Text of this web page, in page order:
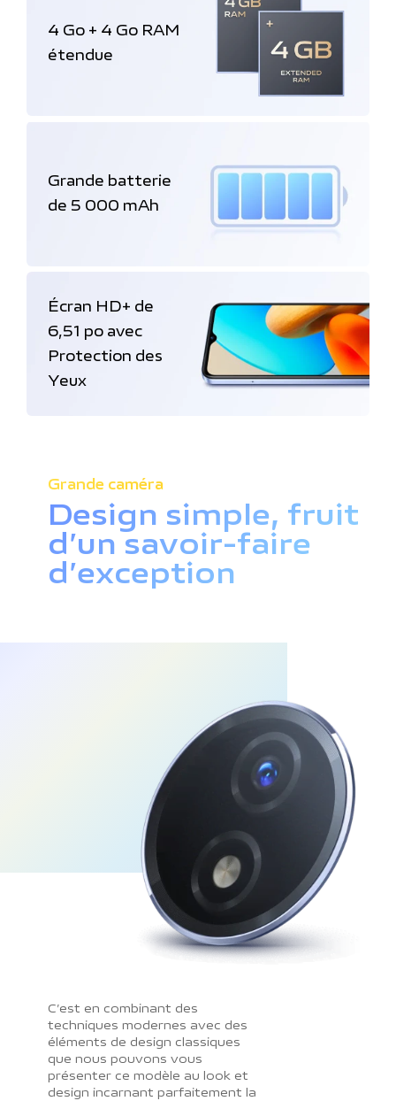
4 Go + 4 Go RAM
étendue
Grande batterie
de 5 000 mAh
Écran HD+ de
6,51 po avec
Protection des
Yeux
Grande caméra
Design simple, fruit
d’un savoir-faire
d’exception
C’est en combinant des
techniques modernes avec des
éléments de design classiques
que nous pouvons vous
présenter ce modèle au look et
design incarnant parfaitement la